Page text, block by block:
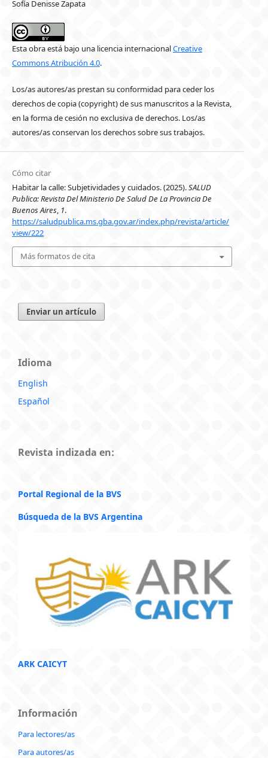
Sofía Denisse Zapata
Esta obra está bajo una licencia internacionalCreative
Commons Atribución 4.0.
Los/as autores/as prestan su conformidad para ceder los
derechos de copia (copyright) de sus manuscritos a la Revista,
en la forma de cesión no exclusiva de derechos. Los/as
autores/as conservan los derechos sobre sus trabajos.
Cómo citar
Habitar la calle: Subjetividades y cuidados. (2025).SALUD
Publica: Revista Del Ministerio De Salud De La Provincia De
Buenos Aires, 1.
https://saludpublica.ms.gba.gov.ar/index.php/revista/article/
view/222
Más formatos de cita
Enviar un artículo
Idioma
English
Español
Revista indizada en:
Portal Regional de la BVS
Búsqueda de la BVS Argentina
ARK CAICYT
Información
Para lectores/as
Para autores/as